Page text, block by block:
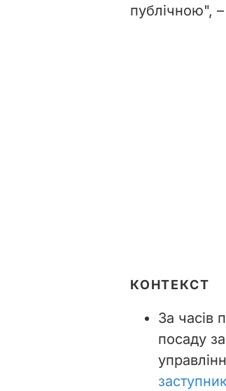
публічною",
КОНТЕКСТ
За часів
посаду